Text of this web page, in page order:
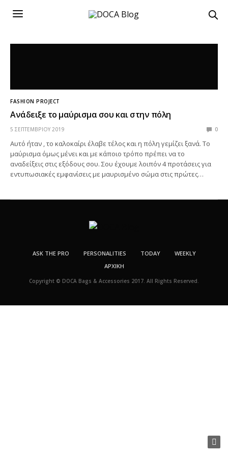
FASHION PROJECT
Ανάδειξε το μαύρισμα σου και στην πόλη
5 ΣΕΠΤΕΜΒΡΊΟΥ 2019 0
Αυτό ήταν , το καλοκαίρι έλαβε τέλος και η πόλη γεμίζει ξανά. Το
μαύρισμα όμως μένει και με κάποιο τρόπο πρέπει να το
αναδείξεις στις εξόδους σου. Σου έχουμε λοιπόν 4 προτάσεις για
εντυπωσιακές εμφανίσεις με μαυρισμένο σώμα στις πρώτες…
ASK THE PRO PERSONALITIES TODAY
WEEKLY
ΑΡΧΙΚΉ
Copyright © DOCA Bags & Accessories 2017. All Rights Reserved.